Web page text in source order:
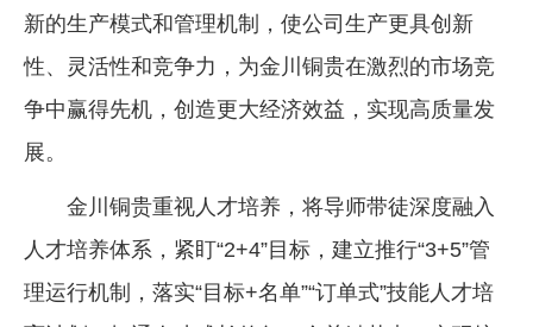
新的生产模式和管理机制，使公司生产更具创新
性、灵活性和竞争力，为金川铜贵在激烈的市场竞
争中赢得先机，创造更大经济效益，实现高质量发
展。
金川铜贵重视人才培养，将导师带徒深度融入
人才培养体系，紧盯“2+4”目标，建立推行“3+5”管
理运行机制，落实“目标+名单”“订单式”技能人才培